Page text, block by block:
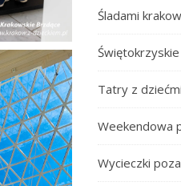
Śladami
Tatry z dziećmi
Weekendowa
Wycieczki